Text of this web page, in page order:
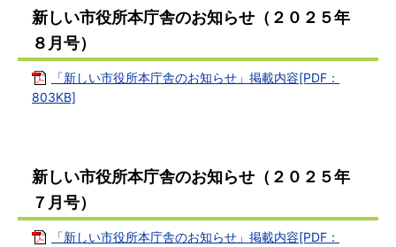
新しい市役所本庁舎のお知らせ（２０２５年
８月号）
「新しい市役所本庁舎のお知らせ」掲載内容[PDF：
803KB]
新しい市役所本庁舎のお知らせ（２０２５年
７月号）
「新しい市役所本庁舎のお知らせ」掲載内容[PDF：